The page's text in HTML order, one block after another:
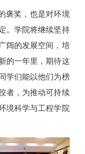
褒奖，也是对环境
。学院将继续坚持
阔的发展空间，培
的一年里，期待这
学们能以他们为榜
者，为推动可持续
境科学与工程学院